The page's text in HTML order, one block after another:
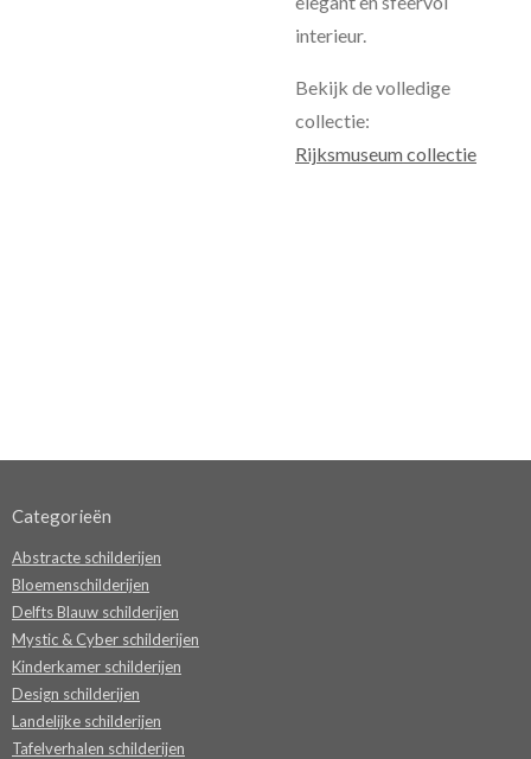
interieur.
Bekijk de volledige
collectie:
Rijksmuseum collectie
Categorieën
Abstracte schilderijen
Bloemenschilderijen
Delfts Blauw schilderijen
Mystic & Cyber schilderijen
Kinderkamer schilderijen
Design schilderijen
Landelijke schilderijen
Tafelverhalen schilderijen